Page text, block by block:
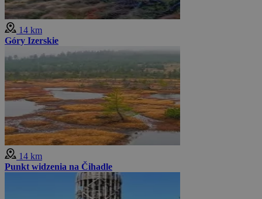
14 km
Góry Izerskie
14 km
Punkt widzenia na Čihadle